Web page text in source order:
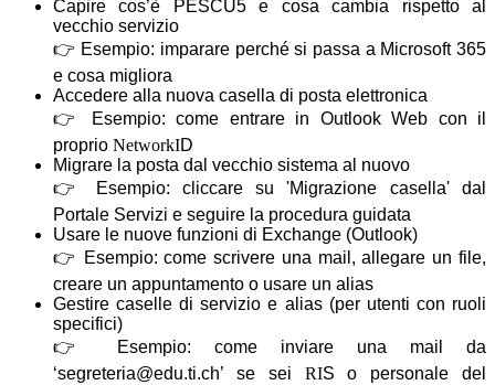
Capire cos’è PESCU5 e cosa cambia rispetto al
vecchio servizio
👉 Esempio: imparare perché si passa a Microsoft 365
e cosa migliora
Accedere alla nuova casella di posta elettronica
👉
Esempio: come entrare in Outlook Web con il
proprio NetworkID
Migrare la posta dal vecchio sistema al nuovo
👉
Esempio: cliccare su 'Migrazione casella' dal
Portale Servizi e seguire la procedura guidata
Usare le nuove funzioni di Exchange (Outlook)
👉
Esempio: come scrivere una mail, allegare un file,
creare un appuntamento o usare un alias
Gestire caselle di servizio e alias (per utenti con ruoli
specifici)
👉
Esempio: come inviare una mail da
‘segreteria@edu.ti.ch’ se sei RIS o personale del